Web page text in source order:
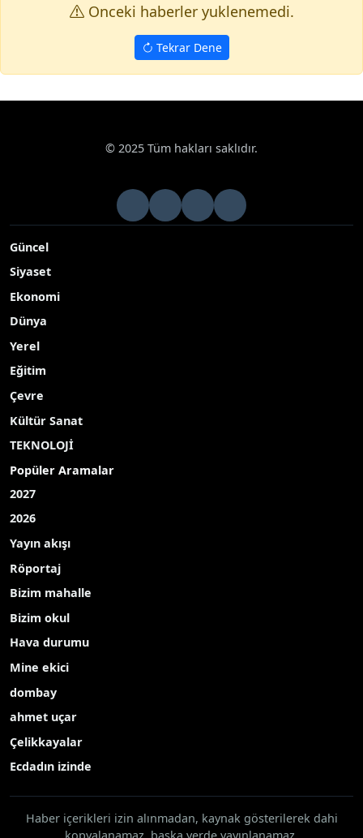
Onceki haberler yuklenemedi.
Tekrar Dene
© 2025 Tüm hakları saklıdır.
Güncel
Siyaset
Ekonomi
Dünya
Yerel
Eğitim
Çevre
Kültür Sanat
TEKNOLOJİ
Popüler Aramalar
2027
2026
Yayın akışı
Röportaj
Bizim mahalle
Bizim okul
Hava durumu
Mine ekici
dombay
ahmet uçar
Çelikkayalar
Ecdadın izinde
Haber içerikleri izin alınmadan, kaynak gösterilerek dahi